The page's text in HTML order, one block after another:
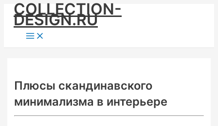
Skip
content
COLLECTION-
DESIGN.RU
Main
Menu
Плюсы скандинавского
минимализма в интерьере